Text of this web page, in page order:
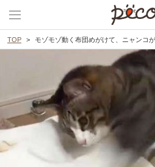
TOP モゾモゾ動く布団めがけて、ニャンコが連続パンチ